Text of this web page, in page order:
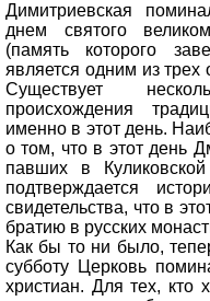
Димитриевская
днем святого
(память которого
является одним из
Существует
происхождения
именно в этот день.
о том, что в этот день
павших в
подтверждается
свидетельства, что в
братию в русских
Как бы то ни было,
субботу Церковь
христиан. Для тех, кто